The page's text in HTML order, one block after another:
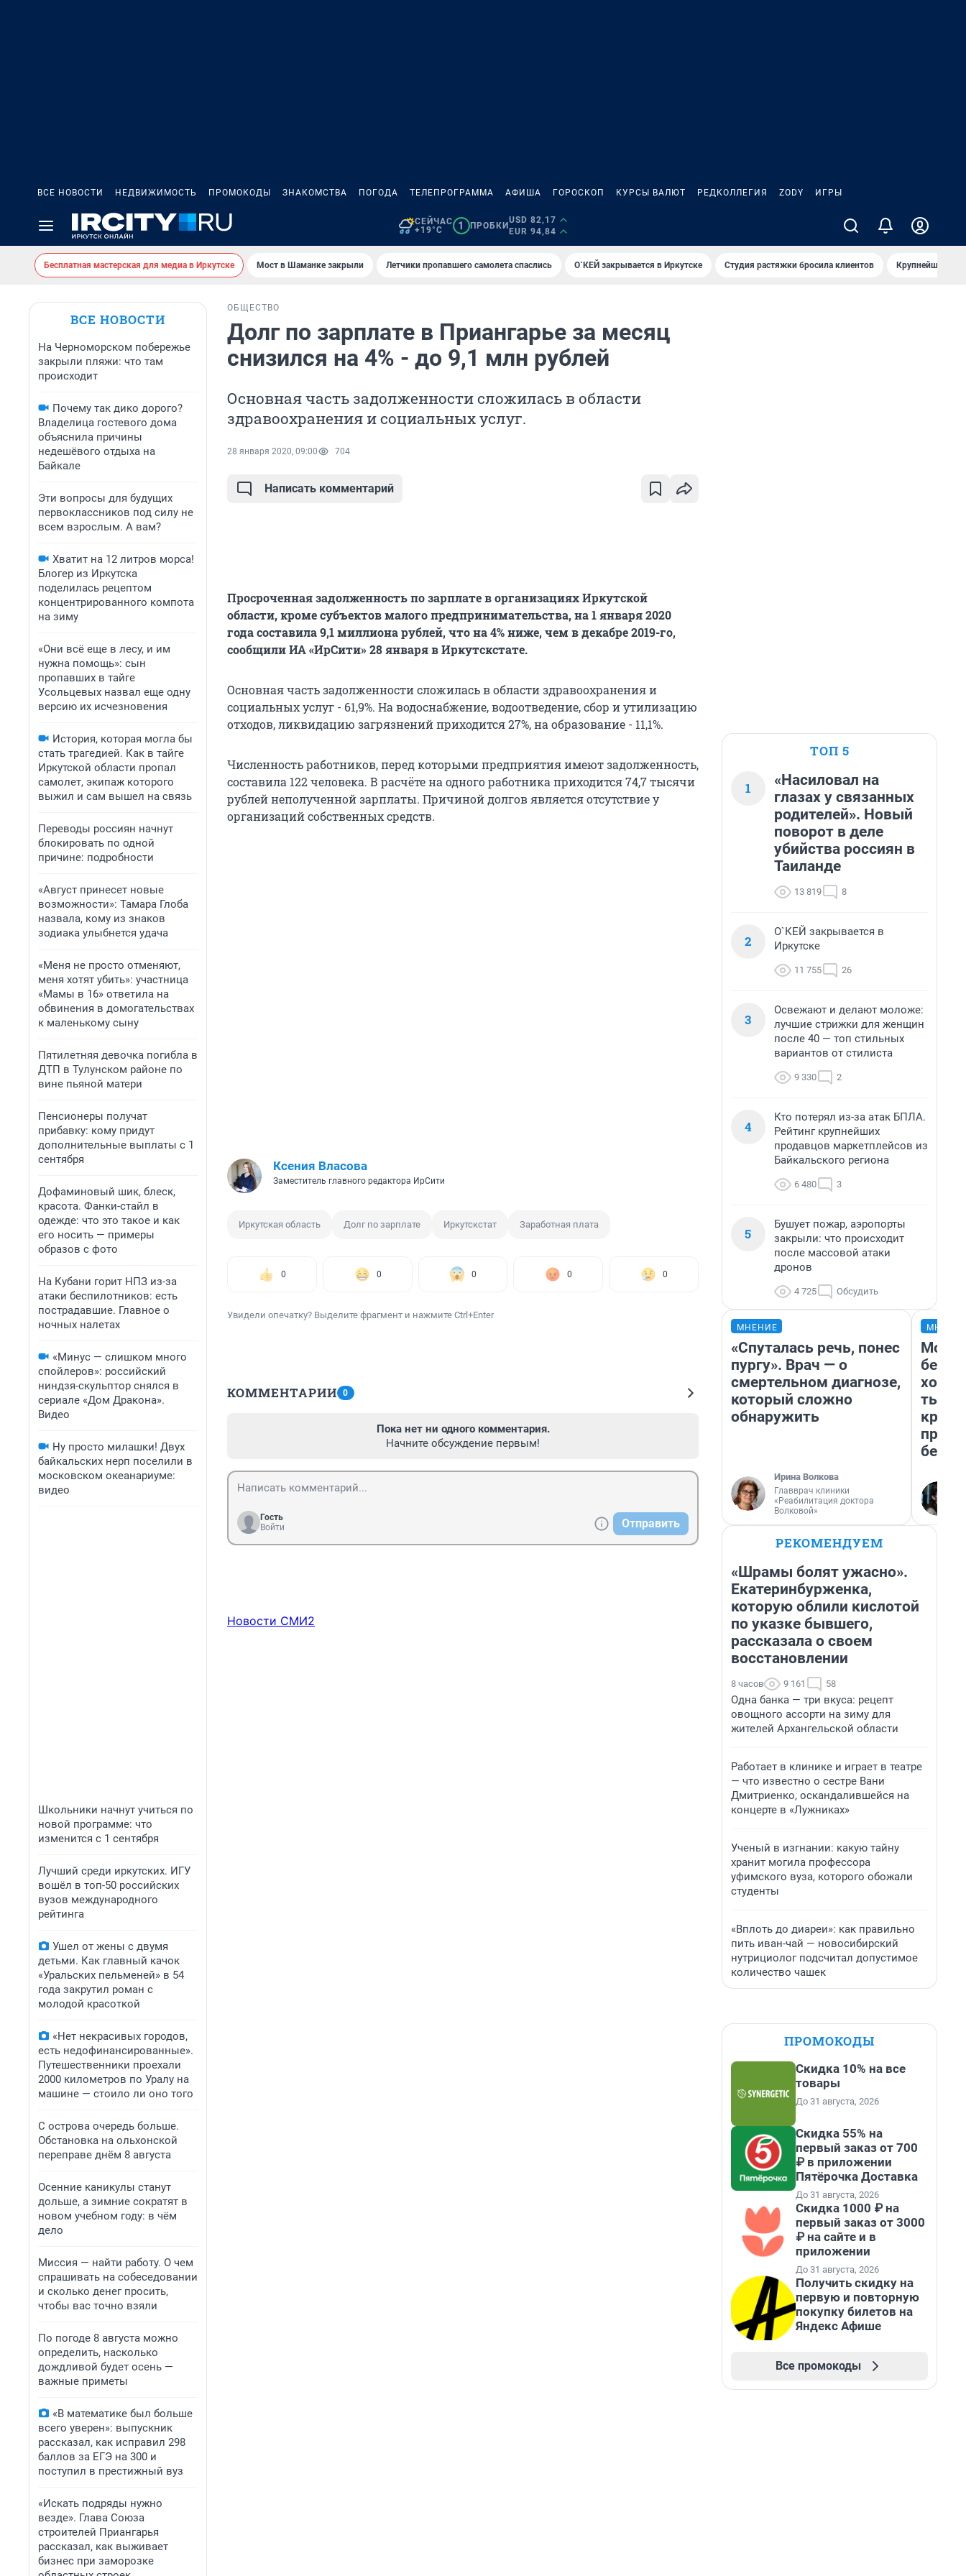
ВСЕ НОВОСТИ НЕДВИЖИМОСТЬ ПРОМОКОДЫ ЗНАКОМСТВА ПОГОДА ТЕЛЕПРОГРАММА АФИША ГОРОСКОП КУРСЫ ВАЛЮТ РЕДКОЛЛЕГИЯ ZODY ИГРЫ
СЕЙЧАС
+19°C
1 ПРОБКИ
USD 82,17
EUR 94,84
Бесплатная мастерская для медиа в Иркутске Мост в Шаманке закрыли Летчики пропавшего самолета спаслись О`КЕЙ закрывается в Иркутске Студия растяжки бросила клиентов Крупнейшие
ВСЕ НОВОСТИ
На Черноморском побережье
закрыли пляжи: что там
происходит
Почему так дико дорого?
Владелица гостевого дома
объяснила причины
недешёвого отдыха на
Байкале
Эти вопросы для будущих
первоклассников под силу не
всем взрослым. А вам?
Хватит на 12 литров морса!
Блогер из Иркутска
поделилась рецептом
концентрированного компота
на зиму
«Они всё еще в лесу, и им
нужна помощь»: сын
пропавших в тайге
Усольцевых назвал еще одну
версию их исчезновения
История, которая могла бы
стать трагедией. Как в тайге
Иркутской области пропал
самолет, экипаж которого
выжил и сам вышел на связь
Переводы россиян начнут
блокировать по одной
причине: подробности
«Август принесет новые
возможности»: Тамара Глоба
назвала, кому из знаков
зодиака улыбнется удача
«Меня не просто отменяют,
меня хотят убить»: участница
«Мамы в 16» ответила на
обвинения в домогательствах
к маленькому сыну
Пятилетняя девочка погибла в
ДТП в Тулунском районе по
вине пьяной матери
Пенсионеры получат
прибавку: кому придут
дополнительные выплаты с 1
сентября
Дофаминовый шик, блеск,
красота. Фанки-стайл в
одежде: что это такое и как
его носить — примеры
образов с фото
На Кубани горит НПЗ из-за
атаки беспилотников: есть
пострадавшие. Главное о
ночных налетах
«Минус — слишком много
спойлеров»: российский
ниндзя-скульптор снялся в
сериале «Дом Дракона».
Видео
Ну просто милашки! Двух
байкальских нерп поселили в
московском океанариуме:
видео
Школьники начнут учиться по
новой программе: что
изменится с 1 сентября
Лучший среди иркутских. ИГУ
вошёл в топ-50 российских
вузов международного
рейтинга
Ушел от жены с двумя
детьми. Как главный качок
«Уральских пельменей» в 54
года закрутил роман с
молодой красоткой
«Нет некрасивых городов,
есть недофинансированные».
Путешественники проехали
2000 километров по Уралу на
машине — стоило ли оно того
С острова очередь больше.
Обстановка на ольхонской
переправе днём 8 августа
Осенние каникулы станут
дольше, а зимние сократят в
новом учебном году: в чём
дело
Миссия — найти работу. О чем
спрашивать на собеседовании
и сколько денег просить,
чтобы вас точно взяли
По погоде 8 августа можно
определить, насколько
дождливой будет осень —
важные приметы
«В математике был больше
всего уверен»: выпускник
рассказал, как исправил 298
баллов за ЕГЭ на 300 и
поступил в престижный вуз
«Искать подряды нужно
везде». Глава Союза
строителей Приангарья
рассказал, как выживает
бизнес при заморозке
ОБЩЕСТВО
Долг по зарплате в Приангарье за месяц
снизился на 4% - до 9,1 млн рублей
Основная часть задолженности сложилась в области
здравоохранения и социальных услуг.
28 января 2020, 09:00 704
Написать комментарий
Просроченная задолженность по зарплате в организациях Иркутской
области, кроме субъектов малого предпринимательства, на 1 января 2020
года составила 9,1 миллиона рублей, что на 4% ниже, чем в декабре 2019-го,
сообщили ИА «ИрСити» 28 января в Иркутскстате.
Основная часть задолженности сложилась в области здравоохранения и
социальных услуг - 61,9%. На водоснабжение, водоотведение, сбор и утилизацию
отходов, ликвидацию загрязнений приходится 27%, на образование - 11,1%.
Численность работников, перед которыми предприятия имеют задолженность,
составила 122 человека. В расчёте на одного работника приходится 74,7 тысячи
рублей неполученной зарплаты. Причиной долгов является отсутствие у
организаций собственных средств.
Ксения Власова
Заместитель главного редактора ИрСити
Иркутская область Долг по зарплате Иркутскстат Заработная плата
0 0 0 0 0
Увидели опечатку? Выделите фрагмент и нажмите Ctrl+Enter
КОММЕНТАРИИ 0
Пока нет ни одного комментария.
Начните обсуждение первым!
Гость
Войти
Отправить
Новости СМИ2
ТОП 5
1
«Насиловал на
глазах у связанных
родителей». Новый
поворот в деле
убийства россиян в
Таиланде
13 819 8
2
О`КЕЙ закрывается в
Иркутске
11 755 26
3
Освежают и делают моложе:
лучшие стрижки для женщин
после 40 — топ стильных
вариантов от стилиста
9 330 2
4
Кто потерял из-за атак БПЛА.
Рейтинг крупнейших
продавцов маркетплейсов из
Байкальского региона
6 480 3
5
Бушует пожар, аэропорты
закрыли: что происходит
после массовой атаки
дронов
4 725 Обсудить
МНЕНИЕ
«Спуталась речь, понес
пургу». Врач — о
смертельном диагнозе,
который сложно
обнаружить
Ирина Волкова
Главврач клиники
«Реабилитация доктора
Волковой»
Мой
РЕКОМЕНДУЕМ
«Шрамы болят ужасно».
Екатеринбурженка,
которую облили кислотой
по указке бывшего,
рассказала о своем
восстановлении
8 часов 9 161 58
Одна банка — три вкуса: рецепт
овощного ассорти на зиму для
жителей Архангельской области
Работает в клинике и играет в театре
— что известно о сестре Вани
Дмитриенко, оскандалившейся на
концерте в «Лужниках»
Ученый в изгнании: какую тайну
хранит могила профессора
уфимского вуза, которого обожали
студенты
«Вплоть до диареи»: как правильно
пить иван-чай — новосибирский
нутрициолог подсчитал допустимое
количество чашек
ПРОМОКОДЫ
Скидка 10% на все
товары
До 31 августа, 2026
Скидка 55% на
первый заказ от 700
₽ в приложении
Пятёрочка Доставка
До 31 августа, 2026
Скидка 1000 ₽ на
первый заказ от 3000
₽ на сайте и в
приложении
До 31 августа, 2026
Получить скидку на
первую и повторную
покупку билетов на
Яндекс Афише
Все промокоды